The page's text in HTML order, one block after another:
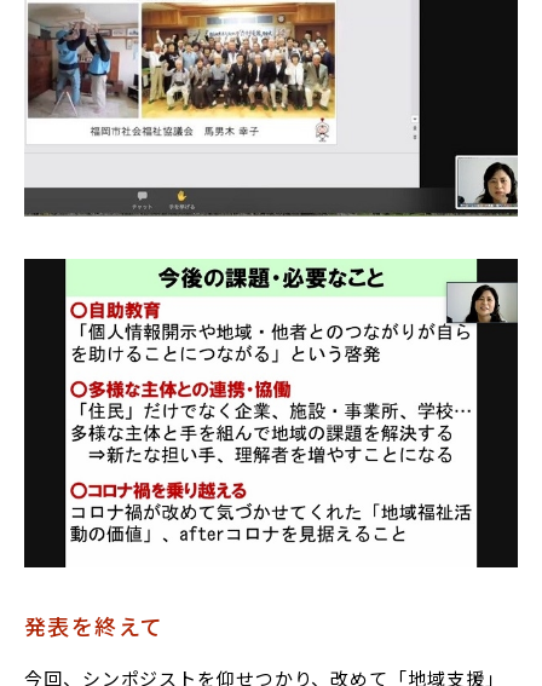
発表を終えて
今回、シンポジストを仰せつかり、改めて「地域支援」